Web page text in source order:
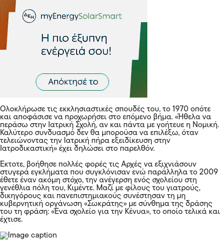
Ολοκλήρωσε τις εκκλησιαστικές σπουδές του, το 1970 οπότε
και αποφάσισε να προχωρήσει στο επόμενο βήμα. «Ήθελα να
περάσω στην Ιατρική Σχολή, αν και πάντα με γοήτευε η Νομική.
Καλύτερο συνδυασμό δεν θα μπορούσα να επιλέξω, όταν
τελειώνοντας την Ιατρική πήρα εξειδίκευση στην
Ιατροδικαστική» έχει δηλώσει στο παρελθόν.
Έκτοτε, βοήθησε πολλές φορές τις Αρχές να εξιχνιάσουν
στυγερά εγκλήματα που συγκλόνισαν ενώ παράλληλα το 2009
έθετε έναν ακόμη στόχο, την ανέγερση ενός σχολείου στη
γενέθλια πόλη του, Κιμέντε. Μαζί με φίλους του γιατρούς,
δικηγόρους και πανεπιστημιακούς συνέστησαν τη μη
κυβερνητική οργάνωση «Σωκράτης» με σύνθημα της δράσης
του τη φράση: «Ένα σχολείο για την Κένυα», το οποίο τελικά και
έχτισε.